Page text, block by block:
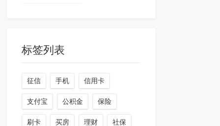
标签列表
征信 手机 信用卡
支付宝 公积金 保险
刷卡 买房 理财 社保